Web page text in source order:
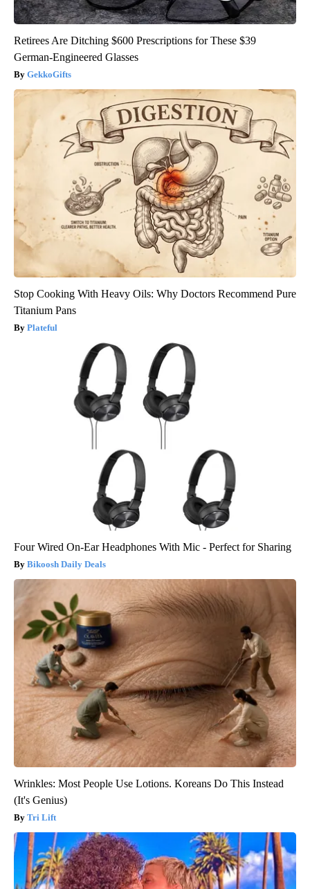
Retirees Are Ditching $600 Prescriptions for These $39
German-Engineered Glasses
GekkoGifts
Stop Cooking With Heavy Oils: Why Doctors Recommend Pure
Titanium Pans
Plateful
Four Wired On-Ear Headphones With Mic - Perfect for Sharing
Bikoosh Daily Deals
Wrinkles: Most People Use Lotions. Koreans Do This Instead
(It's Genius)
Tri Lift